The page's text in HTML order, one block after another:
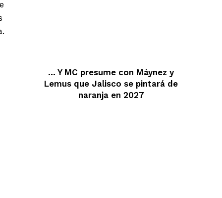
… Y MC presume con Máynez y
Lemus que Jalisco se pintará de
naranja en 2027